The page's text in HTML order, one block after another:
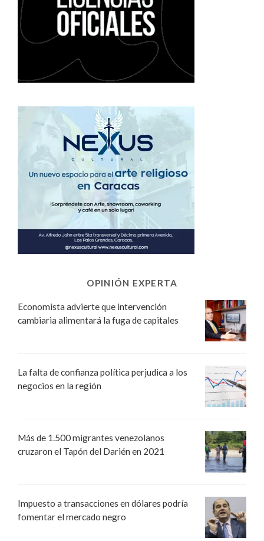
OPINIÓN EXPERTA
Economista advierte que intervención
cambiaria alimentará la fuga de capitales
La falta de confianza política perjudica a los
negocios en la región
Más de 1.500 migrantes venezolanos
cruzaron el Tapón del Darién en 2021
Impuesto a transacciones en dólares podría
fomentar el mercado negro